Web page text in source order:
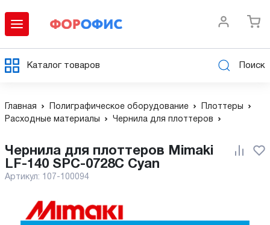
Каталог товаров Поиск
Главная Полиграфическое оборудование
Плоттеры
Расходные материалы
Чернила для плоттеров
Чернила для плоттеров Mimaki
LF-140 SPC-0728C Cyan
Артикул: 107-100094